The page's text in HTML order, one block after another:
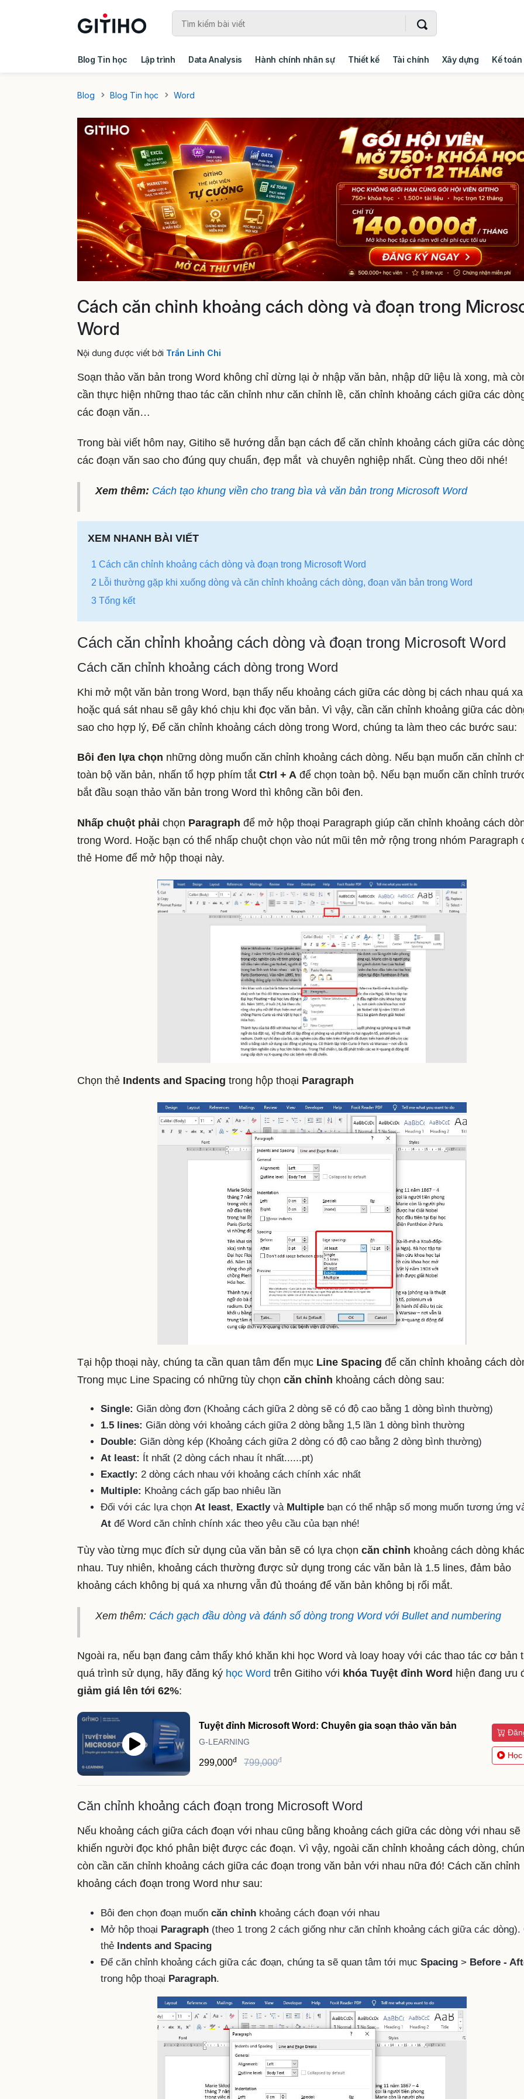
Blog Tin học Lập trình Data Analysis Hành chính nhân sự Thiết kế Tài chính Xây dựng Kế toán
Blog
Blog Tin học Word
Cách căn chỉnh khoảng cách dòng và đoạn trong
Word
Nội dung được viết bởi Trần Linh Chi
Soạn thảo văn bản trong Word không chỉ dừng lại ở nhập văn bản, nhập dữ liệu là xong, mà
cần thực hiện những thao tác căn chỉnh như căn chỉnh lề, căn chỉnh khoảng cách giữa các
các đoạn văn…
Trong bài viết hôm nay, Gitiho sẽ hướng dẫn bạn cách để căn chỉnh khoảng cách giữa các
các đoạn văn sao cho đúng quy chuẩn, đẹp mắt và chuyên nghiệp nhất. Cùng theo dõi nhé!
Xem thêm: Cách tạo khung viền cho trang bìa và văn bản trong Microsoft Word
XEM NHANH BÀI VIẾT
1 Cách căn chỉnh khoảng cách dòng và đoạn trong Microsoft Word
2 Lỗi thường gặp khi xuống dòng và căn chỉnh khoảng cách dòng, đoạn văn bản trong Word
3 Tổng kết
Cách căn chỉnh khoảng cách dòng và đoạn trong Microsoft Word
Cách căn chỉnh khoảng cách dòng trong Word
Khi mở một văn bản trong Word, bạn thấy nếu khoảng cách giữa các dòng bị cách nhau quá xa
hoặc quá sát nhau sẽ gây khó chịu khi đọc văn bản. Vì vậy, cần căn chỉnh khoảng giữa các
sao cho hợp lý, Để căn chỉnh khoảng cách dòng trong Word, chúng ta làm theo các bước sau:
Bôi đen lựa chọn những dòng muốn căn chỉnh khoảng cách dòng. Nếu bạn muốn căn chỉnh
toàn bộ văn bản, nhấn tổ hợp phím tắt Ctrl + A để chọn toàn bộ. Nếu bạn muốn căn chỉnh
bắt đầu soạn thảo văn bản trong Word thì không cần bôi đen.
Nhấp chuột phải chọn Paragraph để mở hộp thoại Paragraph giúp căn chỉnh khoảng cách
trong Word. Hoặc bạn có thể nhấp chuột chọn vào nút mũi tên mở rộng trong nhóm Paragraph
thẻ Home để mở hộp thoại này.
Chọn thẻ Indents and Spacing trong hộp thoại Paragraph
Tại hộp thoại này, chúng ta cần quan tâm đến mục Line Spacing để căn chỉnh khoảng cách
Trong mục Line Spacing có những tùy chọn căn chỉnh khoảng cách dòng sau:
Single: Giãn dòng đơn (Khoảng cách giữa 2 dòng sẽ có độ cao bằng 1 dòng bình thường)
1.5 lines: Giãn dòng với khoảng cách giữa 2 dòng bằng 1,5 lần 1 dòng bình thường
Double: Giãn dòng kép (Khoảng cách giữa 2 dòng có độ cao bằng 2 dòng bình thường)
At least:
Ít nhất (2 dòng cách nhau ít nhất......pt)
Exactly: 2 dòng cách nhau với khoảng cách chính xác nhất
Multiple: Khoảng cách gấp bao nhiêu lần
Đối với các lựa chọn At least, Exactlyvà Multiple bạn có thể nhập số mong muốn tương ứng
At để Word căn chỉnh chính xác theo yêu cầu của bạn nhé!
Tùy vào từng mục đích sử dụng của văn bản sẽ có lựa chọn căn chỉnh khoảng cách dòng khác
nhau. Tuy nhiên, khoảng cách thường được sử dụng trong các văn bản là 1.5 lines, đảm bảo
khoảng cách không bị quá xa nhưng vẫn đủ thoáng để văn bản không bị rối mắt.
Xem thêm: Cách gạch đầu dòng và đánh số dòng trong Word với Bullet and numbering
Ngoài ra, nếu bạn đang cảm thấy khó khăn khi học Word và loay hoay với các thao tác cơ bản
quá trình sử dụng, hãy đăng ký học Word trên Gitiho với khóa Tuyệt đỉnh Word hiện đang ưu
giảm giá lên tới 62%:
Tuyệt đỉnh Microsoft Word: Chuyên gia soạn thảo văn bản
G-LEARNING
299,000đ 799,000đ
Căn chỉnh khoảng cách đoạn trong Microsoft Word
Nếu khoảng cách giữa cách đoạn với nhau cũng bằng khoảng cách giữa các dòng với nhau sẽ
khiến người đọc khó phân biệt được các đoạn. Vì vậy, ngoài căn chỉnh khoảng cách dòng,
còn cần căn chỉnh khoảng cách giữa các đoạn trong văn bản với nhau nữa đó! Cách căn chỉnh
khoảng cách đoạn trong Word như sau:
Bôi đen chọn đoạn muốn căn chỉnh khoảng cách đoạn với nhau
Mở hộp thoại Paragraph (theo 1 trong 2 cách giống như căn chỉnh khoảng cách giữa các dòng).
thẻ Indents and Spacing
Để căn chỉnh khoảng cách giữa các đoạn, chúng ta sẽ quan tâm tới mục Spacing > Before -
trong hộp thoại Paragraph.